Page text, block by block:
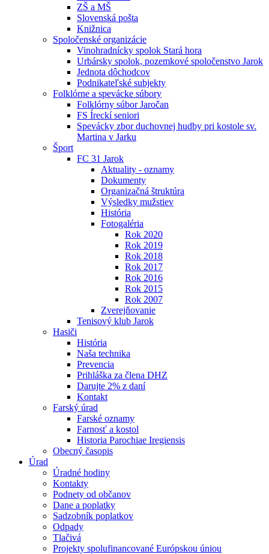
ZŠ a MŠ
Slovenská pošta
Knižnica
Spoločenské organizácie
Vinohradnícky spolok Stará hora
Urbársky spolok, pozemkové spoločenstvo Jarok
Jednota dôchodcov
Podnikateľské subjekty
Folklórne a spevácke súbory
Folklórny súbor Jaročan
FS Íreckí seniori
Spevácky zbor duchovnej hudby pri kostole sv.
Martina v Jarku
Šport
FC 31 Jarok
Aktuality - oznamy
Dokumenty
Organizačná štruktúra
Výsledky mužstiev
História
Fotogaléria
Rok 2020
Rok 2019
Rok 2018
Rok 2017
Rok 2016
Rok 2015
Rok 2007
Zverejňovanie
Tenisový klub Jarok
Hasiči
História
Naša technika
Prevencia
Prihláška za člena DHZ
Darujte 2% z daní
Kontakt
Farský úrad
Farské oznamy
Farnosť a kostol
Historia Parochiae Iregiensis
Obecný časopis
Úrad
Úradné hodiny
Kontakty
Podnety od občanov
Dane a poplatky
Sadzobník poplatkov
Odpady
Tlačivá
Projekty spolufinancované Európskou úniou